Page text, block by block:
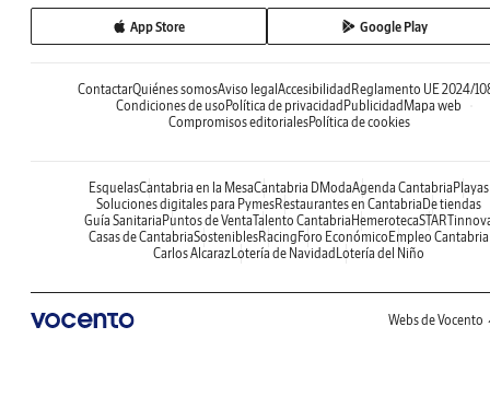
App Store Google Play
ContactarQuiénes somosAviso legal Accesibilidad Reglamento UE 2024/
Condiciones de uso Política de privacidad Publicidad Mapa web
Compromisos editorialesPolítica de cookies
EsquelasCantabria en la MesaCantabria DModaAgenda Cantabria Playas
Soluciones digitales para PymesRestaurantes en Cantabria De tiendas
Guía Sanitaria Puntos de VentaTalento Cantabria Hemeroteca
Casas de CantabriaSosteniblesRacing Foro Económico Empleo Cantabria
Carlos AlcarazLotería de Navidad Lotería del Niño
Webs de Vocento